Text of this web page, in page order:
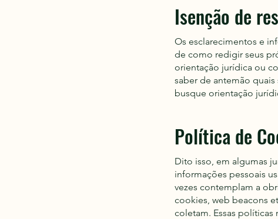
Isenção de
Os esclarecimentos e
de como redigir seus
orientação jurídica ou
saber de antemão quais
busque orientação
Política de
Dito isso, em algumas
informações pessoais
vezes contemplam a
cookies, web beacons
coletam. Essas políticas